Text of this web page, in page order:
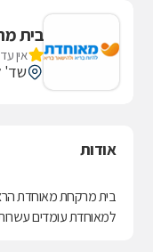
בית
אין
שד'
אודות
בית מרקחת מאוחדת
למאוחדת עומדים